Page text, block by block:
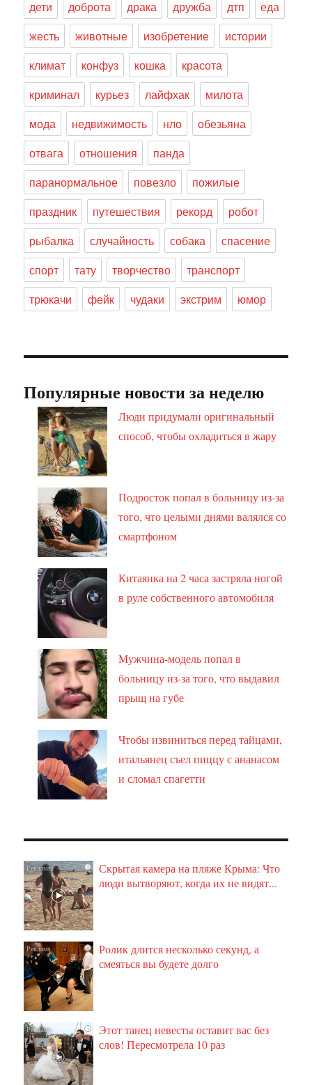
дети доброта драка дружба дтп
еда
жесть
животные изобретение
истории
климат
конфуз кошка
красота
криминал
курьез лайфхак
милота
мода
недвижимость нло
обезьяна
отвага
отношения
панда
паранормальное
повезло
пожилые
праздник
путешествия рекорд
робот
рыбалка
случайность собака
спасение
спорт
тату творчество
транспорт
трюкачи
фейк чудаки экстрим юмор
Популярные новости за неделю
Люди придумали оригинальный
способ, чтобы охладиться в жару
Подросток попал в больницу из-за
того, что целыми днями валялся со
смартфоном
Китаянка на 2 часа застряла ногой
в руле собственного автомобиля
Мужчина-модель попал в
больницу из-за того, что выдавил
прыщ на губе
Чтобы извиниться перед тайцами,
итальянец съел пиццу с ананасом
и сломал спагетти
i
Скрытая камера на пляже Крыма: Что
люди вытворяют, когда их не видят...
i
Ролик длится несколько секунд, а
смеяться вы будете долго
i
Этот танец невесты оставит вас без
слов! Пересмотрела 10 раз